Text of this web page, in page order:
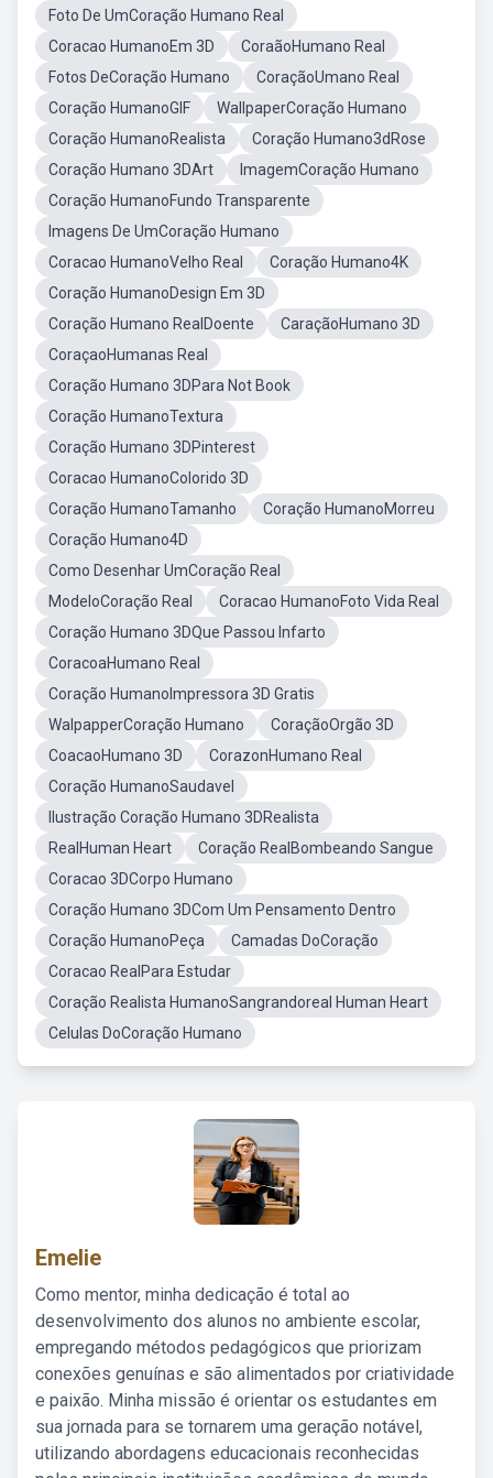
Foto De UmCoração Humano Real
Coracao HumanoEm 3D
CoraãoHumano Real
Fotos DeCoração Humano
CoraçãoUmano Real
Coração HumanoGIF
WallpaperCoração Humano
Coração HumanoRealista
Coração Humano3dRose
Coração Humano 3DArt
ImagemCoração Humano
Coração HumanoFundo Transparente
Imagens De UmCoração Humano
Coracao HumanoVelho Real
Coração Humano4K
Coração HumanoDesign Em 3D
Coração Humano RealDoente
CaraçãoHumano 3D
CoraçaoHumanas Real
Coração Humano 3DPara Not Book
Coração HumanoTextura
Coração Humano 3DPinterest
Coracao HumanoColorido 3D
Coração HumanoTamanho
Coração HumanoMorreu
Coração Humano4D
Como Desenhar UmCoração Real
ModeloCoração Real
Coracao HumanoFoto Vida Real
Coração Humano 3DQue Passou Infarto
CoracoaHumano Real
Coração HumanoImpressora 3D Gratis
WalpapperCoração Humano
CoraçãoOrgão 3D
CoacaoHumano 3D
CorazonHumano Real
Coração HumanoSaudavel
Ilustração Coração Humano 3DRealista
RealHuman Heart
Coração RealBombeando Sangue
Coracao 3DCorpo Humano
Coração Humano 3DCom Um Pensamento Dentro
Coração HumanoPeça
Camadas DoCoração
Coracao RealPara Estudar
Coração Realista HumanoSangrandoreal Human Heart
Celulas DoCoração Humano
Emelie
Como mentor, minha dedicação é total ao
desenvolvimento dos alunos no ambiente escolar,
empregando métodos pedagógicos que priorizam
conexões genuínas e são alimentados por criatividade
e paixão. Minha missão é orientar os estudantes em
sua jornada para se tornarem uma geração notável,
utilizando abordagens educacionais reconhecidas